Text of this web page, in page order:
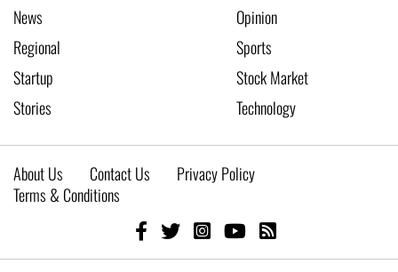
News
Opinion
Regional
Sports
Startup
Stock Market
Stories
Technology
About Us Contact Us
Privacy Policy
Terms & Conditions